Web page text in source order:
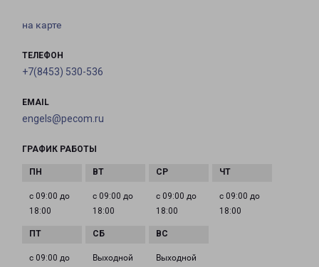
на карте
ТЕЛЕФОН
+7(8453) 530-536
EMAIL
engels@pecom.ru
ГРАФИК РАБОТЫ
с 09:00 до
18:00
с 09:00 до
18:00
с 09:00 до
18:00
с 09:00 до
18:00
с 09:00 до
Выходной Выходной